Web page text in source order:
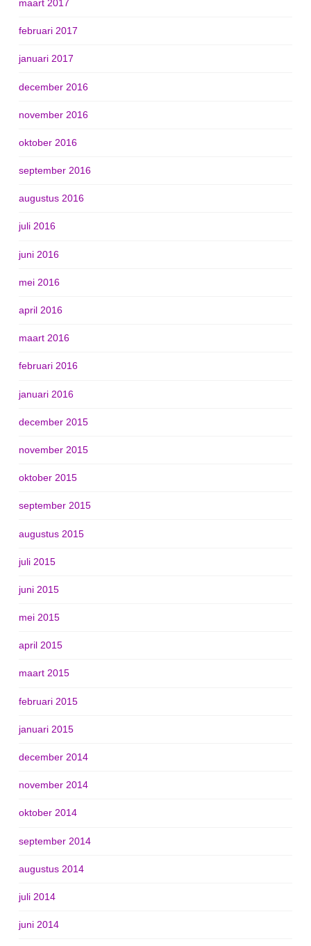
maart 2017
februari 2017
januari 2017
december 2016
november 2016
oktober 2016
september 2016
augustus 2016
juli 2016
juni 2016
mei 2016
april 2016
maart 2016
februari 2016
januari 2016
december 2015
november 2015
oktober 2015
september 2015
augustus 2015
juli 2015
juni 2015
mei 2015
april 2015
maart 2015
februari 2015
januari 2015
december 2014
november 2014
oktober 2014
september 2014
augustus 2014
juli 2014
juni 2014